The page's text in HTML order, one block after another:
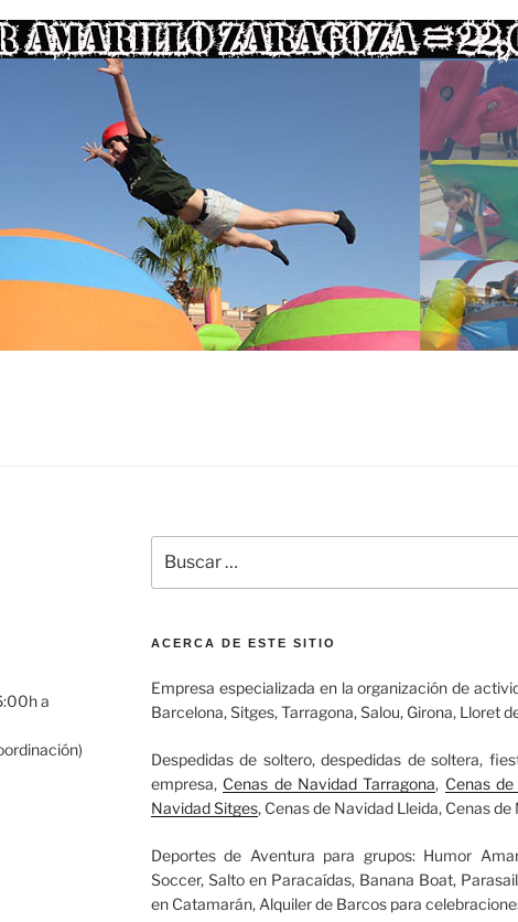
a
ACERCA DE ESTE SITIO
Empresa especializada en la organización de
Barcelona, Sitges, Tarragona, Salou, Girona, Lloret
Despedidas de soltero, despedidas de soltera,
empresa, Cenas de Navidad Tarragona, Cenas
Navidad Sitges, Cenas de Navidad Lleida, Cenas de
Deportes de Aventura para grupos: Humor
Soccer, Salto en Paracaídas, Banana Boat,
en Catamarán, Alquiler de Barcos para